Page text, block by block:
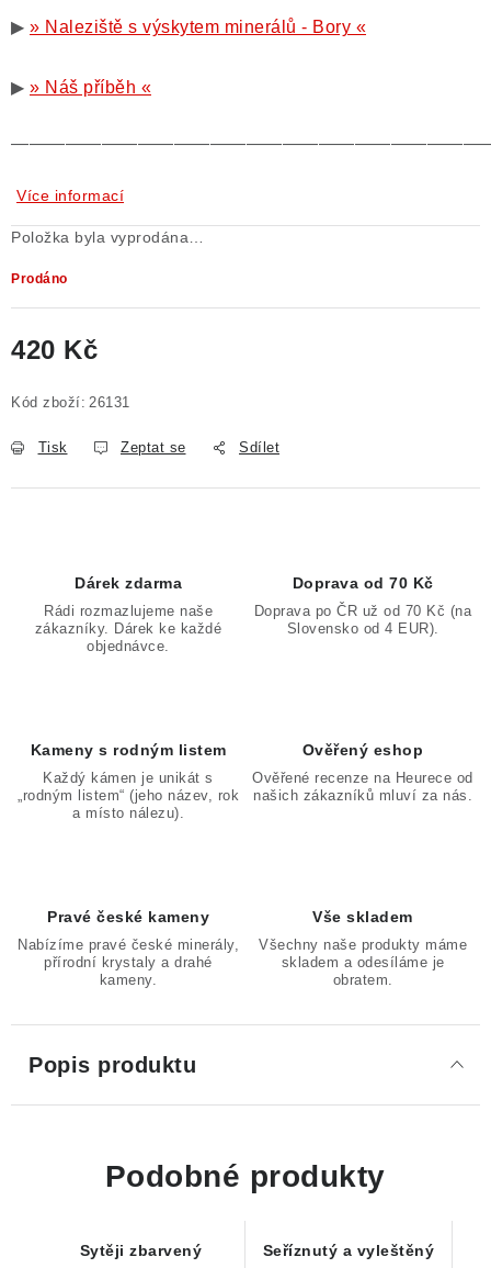
▶ » Naleziště s výskytem minerálů - Bory «
▶ » Náš příběh «
Více informací
Položka byla vyprodána…
Prodáno
420 Kč
Kód zboží: 26131
Tisk Zeptat se Sdílet
Dárek zdarma
Rádi rozmazlujeme naše
zákazníky. Dárek ke každé
objednávce.
Doprava od 70 Kč
Doprava po ČR už od 70 Kč (na
Slovensko od 4 EUR).
Kameny s rodným listem
Každý kámen je unikát s
„rodným listem“ (jeho název, rok
a místo nálezu).
Ověřený eshop
Ověřené recenze na Heurece od
našich zákazníků mluví za nás.
Pravé české kameny
Nabízíme pravé české minerály,
přírodní krystaly a drahé
kameny.
Vše skladem
Všechny naše produkty máme
skladem a odesíláme je
obratem.
Popis produktu
Podobné produkty
Sytěji zbarvený
Seříznutý a vyleštěný